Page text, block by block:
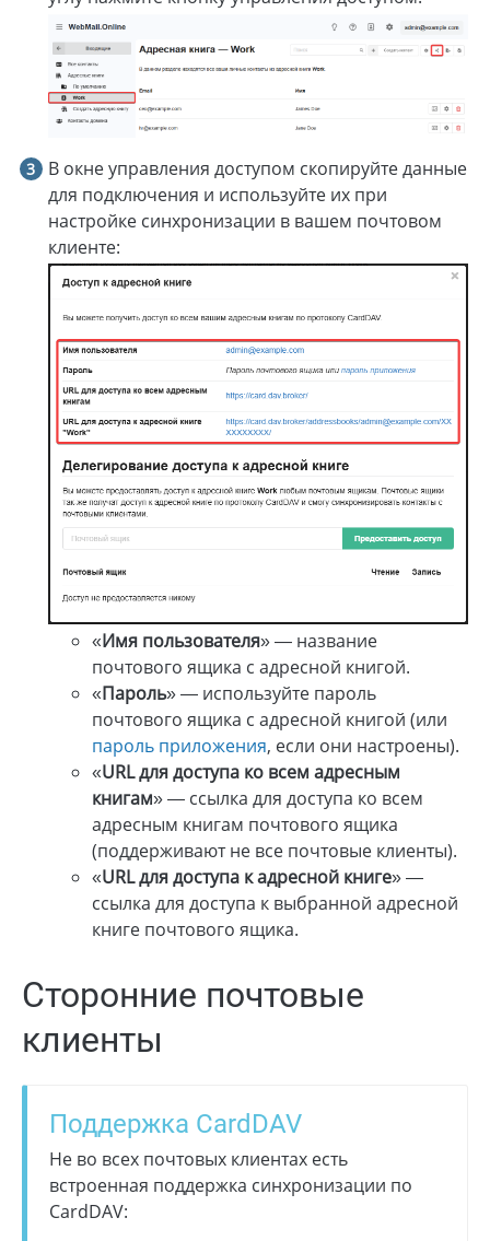
В окне управления доступом скопируйте данные
для подключения и используйте их при
настройке синхронизации в вашем почтовом
клиенте:
«Имя пользователя» — название
почтового ящика с адресной книгой.
«Пароль» — используйте пароль
почтового ящика с адресной книгой (или
пароль приложения, если они настроены).
«URL для доступа ко всем адресным
книгам» — ссылка для доступа ко всем
адресным книгам почтового ящика
(поддерживают не все почтовые клиенты).
«URL для доступа к адресной книге» —
ссылка для доступа к выбранной адресной
книге почтового ящика.
Сторонние почтовые
клиенты
Поддержка CardDAV
Не во всех почтовых клиентах есть
встроенная поддержка синхронизации по
CardDAV: